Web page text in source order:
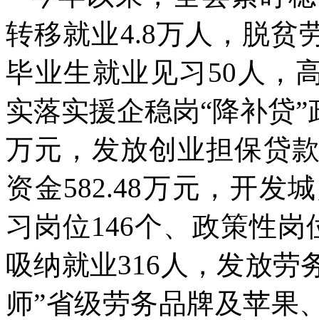
转移就业4.8万人，脱贫
毕业生就业见习50人，
实落实援企稳岗“降补贷
万元，发放创业担保贷
资金582.48万元，开发
习岗位146个、政策性
吸纳就业316人，发放劳
师”省级劳务品牌及苹果